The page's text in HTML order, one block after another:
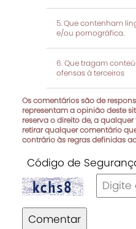
Que contenham
e/ou pornográfica.
Que tragam
ofensas à terceiros
Os comentários são de
representam a opinião deste
reserva o direito de, a
retirar qualquer comentário
contrário às regras definidas
Código de
Comentar